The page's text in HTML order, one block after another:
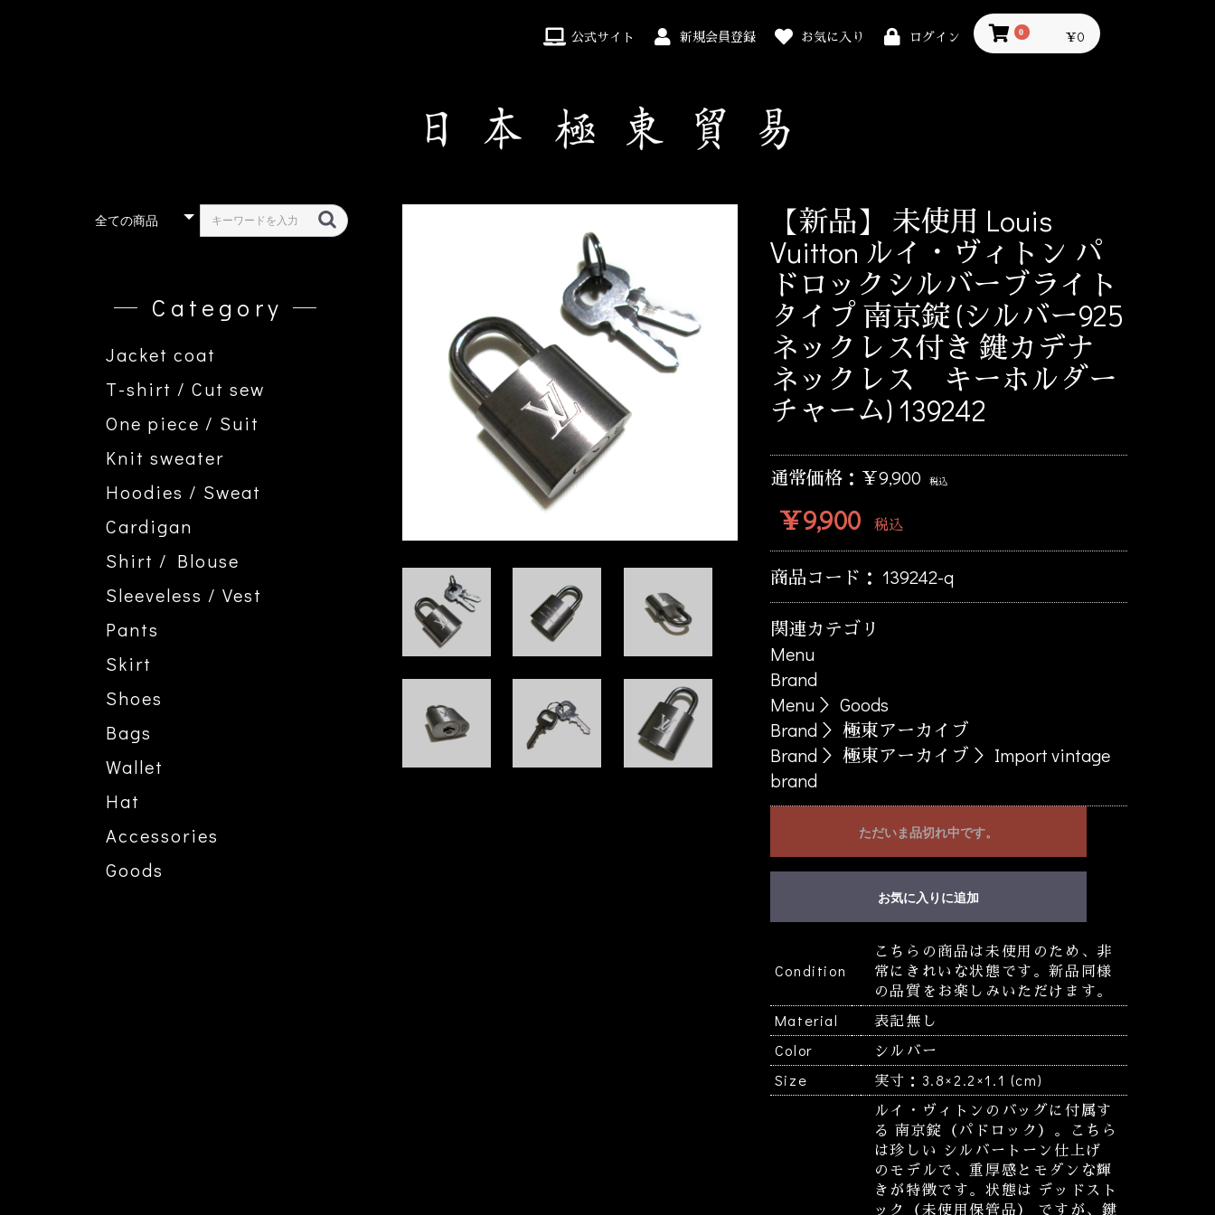
公式サイト 新規会員登録 お気に入り ログイン 0 ￥0
― Category ―
Jacket coat
T-shirt / Cut sew
One piece / Suit
Knit sweater
Hoodies / Sweat
Cardigan
Shirt / Blouse
Sleeveless / Vest
Pants
Skirt
Shoes
Bags
Wallet
Hat
Accessories
Goods
【新品】 未使用 Louis
Vuitton ルイ・ヴィトン パ
ドロックシルバーブライト
タイプ 南京錠 (シルバー925
ネックレス付き 鍵カデナ
ネックレス キーホルダー
チャーム) 139242
通常価格：￥9,900 税込
￥9,900 税込
商品コード： 139242-q
関連カテゴリ
Menu
Brand
Menu ＞ Goods
Brand ＞ 極東アーカイブ
Brand ＞ 極東アーカイブ ＞ Import vintage
brand
ただいま品切れ中です。
お気に入りに追加
Condition
こちらの商品は未使用のため、非
常にきれいな状態です。新品同様
の品質をお楽しみいただけます。
Material
表記無し
Color
シルバー
Size
実寸：3.8×2.2×1.1 (cm)
ルイ・ヴィトンのバッグに付属す
る 南京錠（パドロック）。こちら
は珍しい シルバートーン仕上げ
のモデルで、重厚感とモダンな輝
きが特徴です。状態は デッドスト
ック（未使用保管品） ですが、鍵